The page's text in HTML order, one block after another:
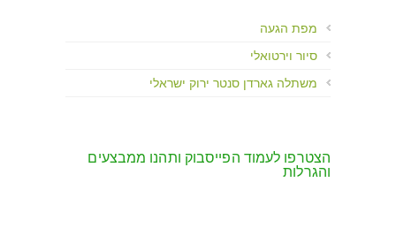
מפת הגעה
סיור וירטואלי
משתלה גארדן סנטר ירוק ישראלי
הצטרפו לעמוד הפייסבוק ותהנו ממבצעים
והגרלות